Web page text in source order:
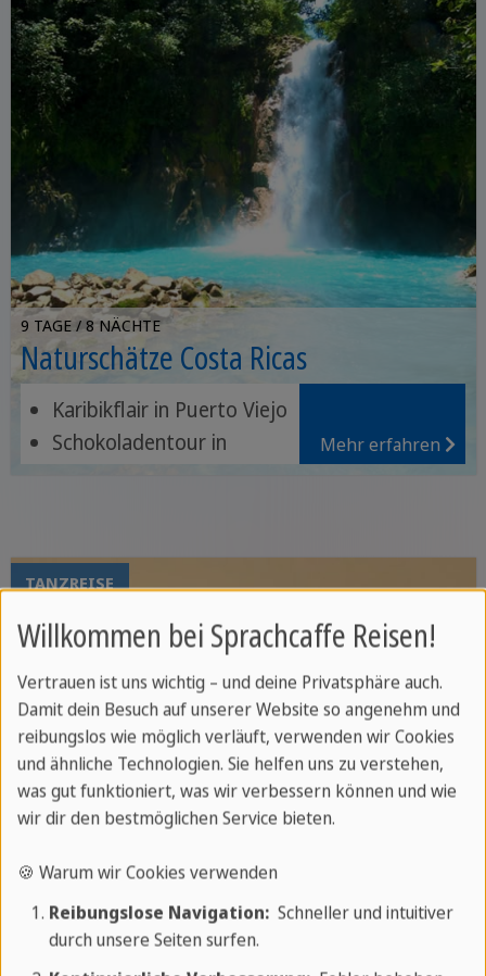
9 TAGE / 8 NÄCHTE
Naturschätze Costa Ricas
Karibikflair in Puerto Viejo
Schokoladentour in
Mehr erfahren
TANZREISE
Willkommen bei Sprachcaffe Reisen!
Vertrauen ist uns wichtig – und deine Privatsphäre auch.
Damit dein Besuch auf unserer Website so angenehm und
reibungslos wie möglich verläuft, verwenden wir Cookies
und ähnliche Technologien. Sie helfen uns zu verstehen,
was gut funktioniert, was wir verbessern können und wie
wir dir den bestmöglichen Service bieten.
🍪 Warum wir Cookies verwenden
Reibungslose Navigation:Schneller und intuitiver
durch unsere Seiten surfen.